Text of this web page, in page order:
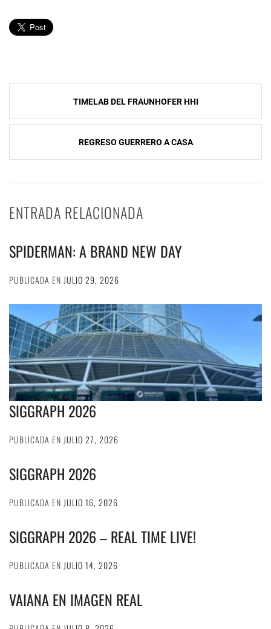
Navegación
de
TIMELAB DEL FRAUNHOFER HHI
REGRESO GUERRERO A CASA
ENTRADA RELACIONADA
SPIDERMAN: A BRAND NEW DAY
PUBLICADA EN JULIO 29, 2026
SIGGRAPH 2026
PUBLICADA EN JULIO 27, 2026
SIGGRAPH 2026
PUBLICADA EN JULIO 16, 2026
SIGGRAPH 2026 – REAL TIME LIVE!
PUBLICADA EN JULIO 14, 2026
VAIANA EN IMAGEN REAL